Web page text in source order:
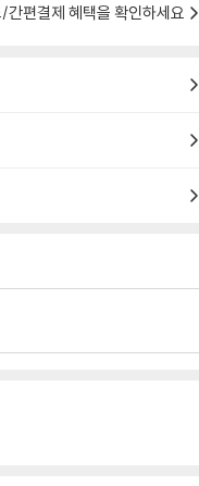
간편결제 혜택을 확인하세요